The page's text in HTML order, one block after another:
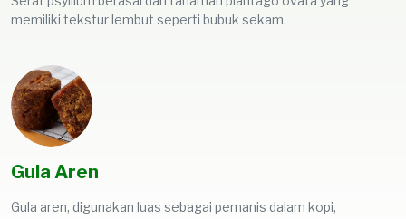
memiliki tekstur lembut seperti bubuk sekam.
Gula Aren
Gula aren, digunakan luas sebagai pemanis dalam kopi,